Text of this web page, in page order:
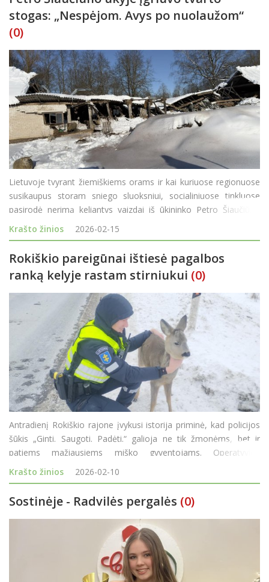
stogas: „Nespėjom. Avys po nuolaužom“
(0)
Lietuvoje tvyrant žiemiškiems orams ir kai kuriuose regionuose
susikaupus storam sniego sluoksniui, socialiniuose tinkluose
pasirodė nerimą keliantys vaizdai iš ūkininko Petro Šiaučiūno
ūkio. Vyras savo „Facebook“ paskyroje pasidalijo kadrais,
Krašto žinios 2026-02-15
Rokiškio pareigūnai ištiesė pagalbos
ranką kelyje rastam stirniukui (0)
Antradienį Rokiškio rajone įvykusi istorija priminė, kad policijos
šūkis „Ginti. Saugoti. Padėti.“ galioja ne tik žmonėms, bet ir
patiems mažiausiems miško gyventojams. Operatyvios
reakcijos dėka kelyje gulėjęs stirniukas šiuo metu saugus. Viskas
Krašto žinios 2026-02-10
Sostinėje - Radvilės pergalės (0)